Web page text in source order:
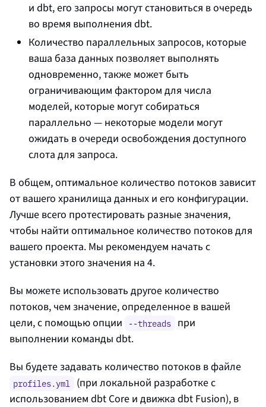
и dbt, его запросы могут становиться в очередь
во время выполнения dbt.
Количество параллельных запросов, которые
ваша база данных позволяет выполнять
одновременно, также может быть
ограничивающим фактором для числа
моделей, которые могут собираться
параллельно — некоторые модели могут
ожидать в очереди освобождения доступного
слота для запроса.
В общем, оптимальное количество потоков зависит
от вашего хранилища данных и его конфигурации.
Лучше всего протестировать разные значения,
чтобы найти оптимальное количество потоков для
вашего проекта. Мы рекомендуем начать с
установки этого значения на 4.
Вы можете использовать другое количество
потоков, чем значение, определенное в вашей
цели, с помощью опции
--threads при
выполнении команды dbt.
Вы будете задавать количество потоков в файле
profiles.yml (при локальной разработке с
использованием dbt Core и движка dbt Fusion), в